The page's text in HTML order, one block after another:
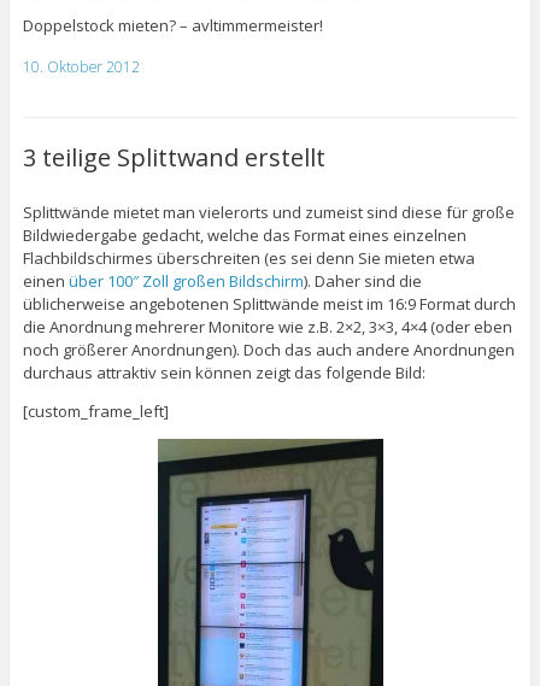
Doppelstock mieten? – avltimmermeister!
10. Oktober 2012
3 teilige Splittwand erstellt
Splittwände mietet man vielerorts und zumeist sind diese für große
Bildwiedergabe gedacht, welche das Format eines einzelnen
Flachbildschirmes überschreiten (es sei denn Sie mieten etwa
einen über 100″ Zoll großen Bildschirm). Daher sind die
üblicherweise angebotenen Splittwände meist im 16:9 Format durch
die Anordnung mehrerer Monitore wie z.B. 2×2, 3×3, 4×4 (oder eben
noch größerer Anordnungen). Doch das auch andere Anordnungen
durchaus attraktiv sein können zeigt das folgende Bild:
[custom_frame_left]